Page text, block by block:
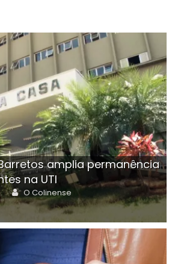
amplia permanência
na UTI
Author
O Colinense